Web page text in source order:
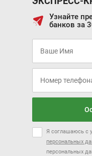
Узнайте
банков за
Я соглашаюсь с
персональных
персональных